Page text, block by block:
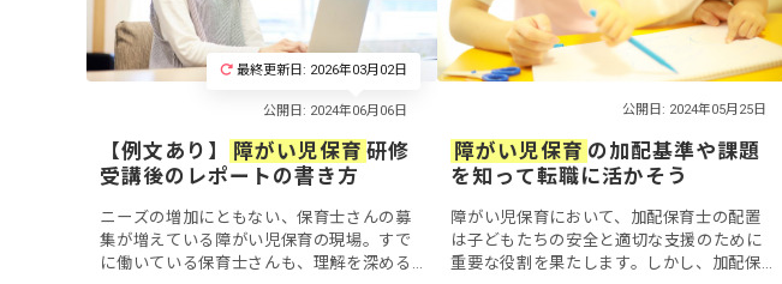
最終更新日: 2026年03月02日
【例文あり】 障がい児保育 研修
受講後のレポートの書き方
ニーズの増加にともない、保育士さんの募
集が増えている障がい児保育の現場。すで
に働いている保育士さんも、理解を深める
公開日: 2024年05月25日
障がい児保育 の加配基準や課題
を知って転職に活かそう
障がい児保育において、加配保育士の配置
は子どもたちの安全と適切な支援のために
重要な役割を果たします。しかし、加配保